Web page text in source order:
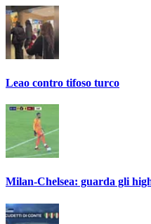
Leao contro tifoso turco
Milan-Chelsea: guarda gli